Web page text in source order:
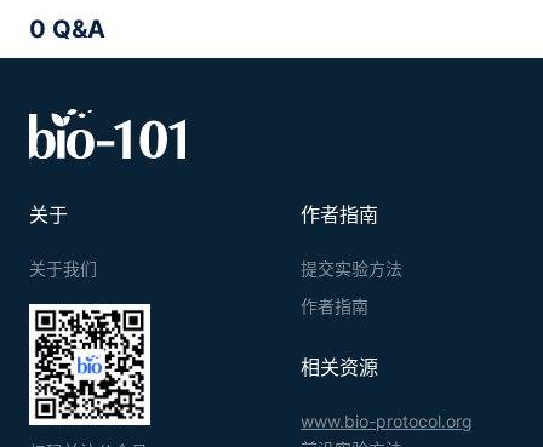
0 Q&A
关于
关于我们
作者指南
提交实验方法
作者指南
相关资源
www.bio-protocol.org